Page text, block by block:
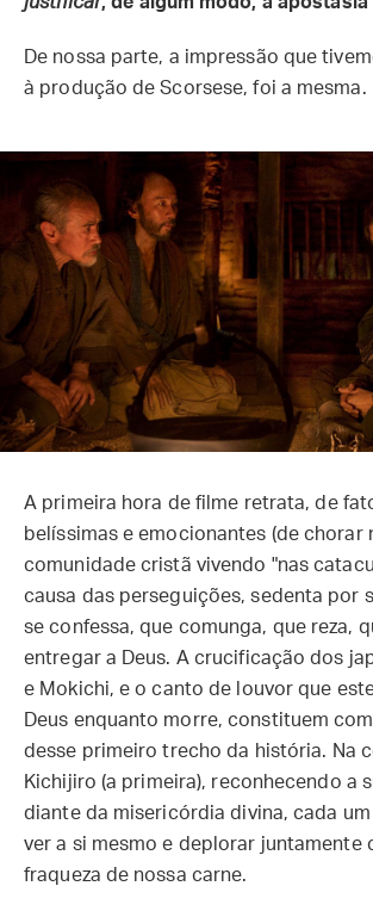
De nossa parte, a impressão que
à produção de Scorsese, foi a mesma.
A primeira hora de filme retrata, de
belíssimas e emocionantes (de chorar
comunidade cristã vivendo "nas
causa das perseguições, sedenta por
se confessa, que comunga, que reza,
entregar a Deus. A crucificação dos
e Mokichi, e o canto de louvor que
Deus enquanto morre, constituem
desse primeiro trecho da história. Na
Kichijiro (a primeira), reconhecendo a
diante da misericórdia divina, cada
ver a si mesmo e deplorar juntamente
fraqueza de nossa carne.